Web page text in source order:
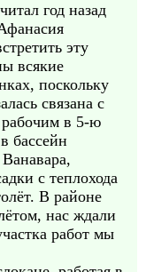
год назад
эту
всякие
поскольку
связана с
рабочим в 5-ю
бассейн
с теплохода
В районе
нас ждали
работ мы